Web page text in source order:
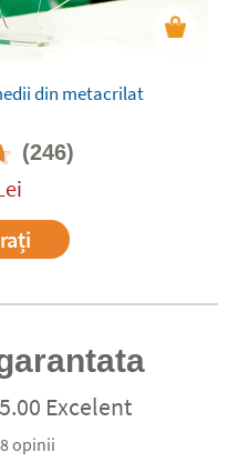
din metacrilat
(246)
Excelent
opinii